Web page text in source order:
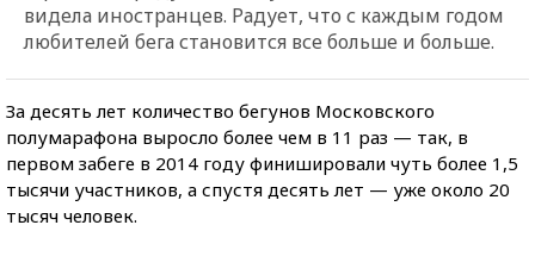
видела иностранцев. Радует, что с каждым годом
любителей бега становится все больше и больше.
За десять лет количество бегунов Московского
полумарафона выросло более чем в 11 раз — так, в
первом забеге в 2014 году финишировали чуть более 1,5
тысячи участников, а спустя десять лет — уже около 20
тысяч человек.